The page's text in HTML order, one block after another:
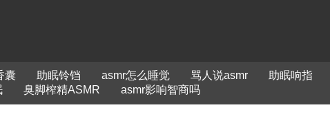
囊 助眠铃铛 asmr怎么睡觉 骂人说asmr
助眠响指
臭脚榨精ASMR asmr影响智商吗